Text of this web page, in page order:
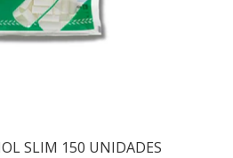
SLIM 150 UNIDADES